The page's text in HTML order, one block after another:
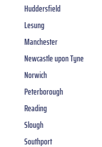
Huddersfield
Lesung
Manchester
Newcastle upon Tyne
Norwich
Peterborough
Reading
Slough
Southport